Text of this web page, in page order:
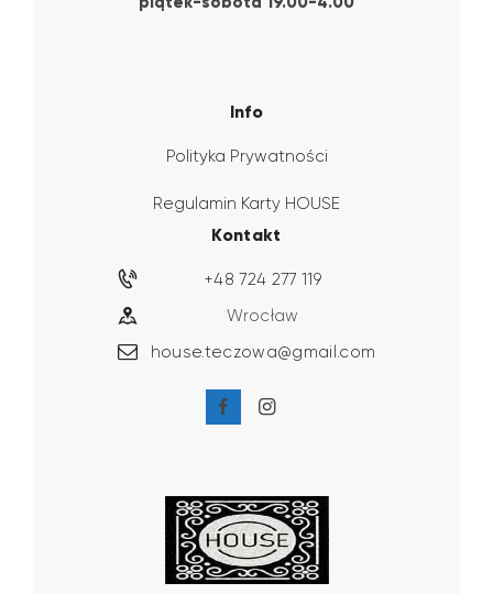
Info
Polityka Prywatności
Regulamin Karty HOUSE
Kontakt
Wrocław
house.teczowa@gmail.com
+48 724 277 119